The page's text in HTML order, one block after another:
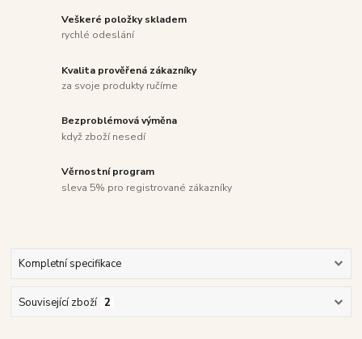
Veškeré položky skladem
rychlé odeslání
Kvalita prověřená zákazníky
za svoje produkty ručíme
Bezproblémová výměna
když zboží nesedí
Věrnostní program
sleva 5% pro registrované zákazníky
Kompletní specifikace
Související zboží 2